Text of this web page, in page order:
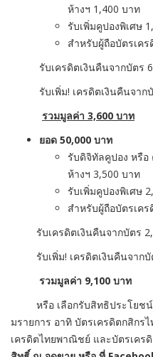
ห้างฯ 1,400 บาท
รับเพิ่มคูปองพิเศษ
สำหรับผู้ถือบัตรเค
รับเครดิตเงินคืนจากบัตร
รับเพิ่ม! เครดิตเงินคืนจาก
รวมมูลค่า 3,600 บาท
ยอด 50,000 บาท
รับดิจิทัลคูปอง หรือ
ห้างฯ 3,500 บาท
รับเพิ่มคูปองพิเศษ
สำหรับผู้ถือบัตรเค
รับเครดิตเงินคืนจากบัตร
รับเพิ่ม! เครดิตเงินคืนจาก
รวมมูลค่า 9,100 บาท
หรือ เลือกรับสิทธิประโยชน์
มรายการ อาทิ บัตรเครดิตกสิกรไ
เครดิตไทยพาณิชย์ และบัตรเคร